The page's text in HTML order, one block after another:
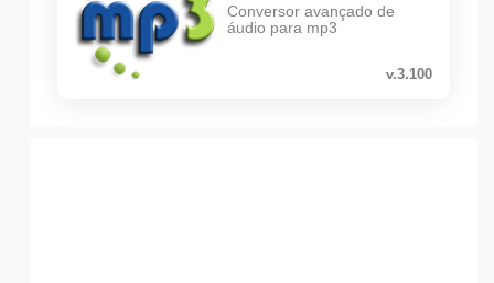
Conversor avançado de
áudio para mp3
v.3.100